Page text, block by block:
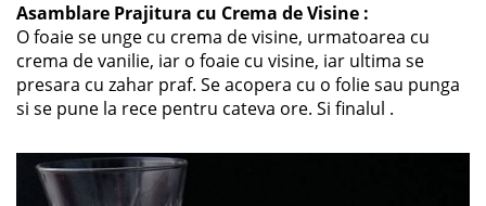
Asamblare Prajitura cu Crema de Visine :
O foaie se unge cu crema de visine, urmatoarea cu
crema de vanilie, iar o foaie cu visine, iar ultima se
presara cu zahar praf. Se acopera cu o folie sau punga
si se pune la rece pentru cateva ore. Si finalul .